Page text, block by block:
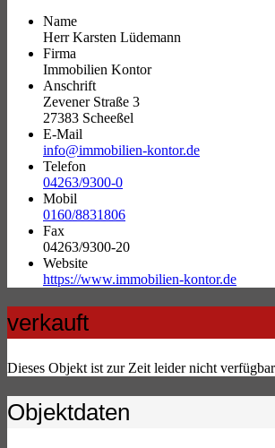
Name
Herr Karsten Lüdemann
Firma
Immobilien Kontor
Anschrift
Zevener Straße 3
27383 Scheeßel
E-Mail
info@immobilien-kontor.de
Telefon
04263/9300-0
Mobil
0160/8831806
Fax
04263/9300-20
Website
https://www.immobilien-kontor.de
verkauft
Dieses Objekt ist zur Zeit leider nicht
Objektdaten